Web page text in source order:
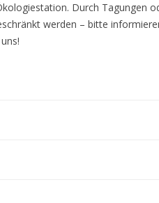
Durch Tagungen
werden – bitte